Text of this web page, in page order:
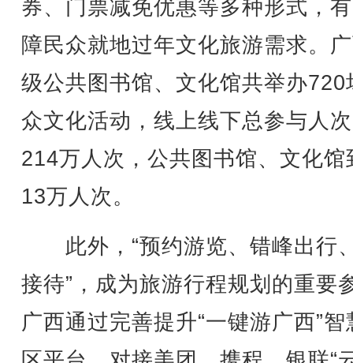
券、门票减免优惠等多种形式，
障民众就地过年文化旅游需求。
级公共图书馆、文化馆共举办720
众文化活动，线上线下总参与人
214万人次，公共图书馆、文化馆
13万人次。
此外，“预约游览、错峰出行
接待”，成为旅游行程规划的重要
广西通过完善提升“一键游广西”智